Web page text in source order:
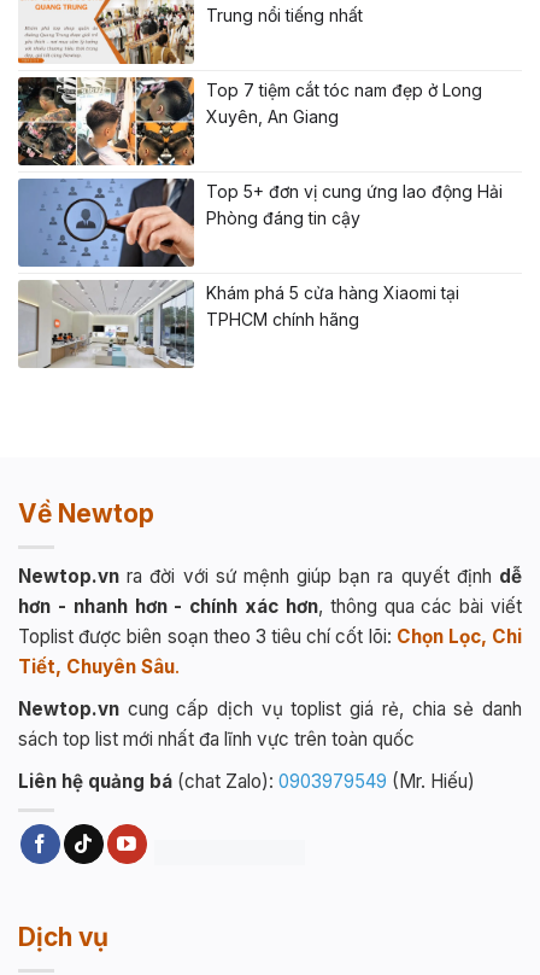
Trung nổi tiếng nhất
Top 7 tiệm cắt tóc nam đẹp ở Long
Xuyên, An Giang
Top 5+ đơn vị cung ứng lao động Hải
Phòng đáng tin cậy
Khám phá 5 cửa hàng Xiaomi tại
TPHCM chính hãng
Về Newtop
Newtop.vn ra đời với sứ mệnh giúp bạn ra quyết định dễ
hơn - nhanh hơn - chính xác hơn, thông qua các bài viết
Toplist được biên soạn theo 3 tiêu chí cốt lõi: Chọn Lọc, Chi
Tiết, Chuyên Sâu.
Newtop.vn cung cấp dịch vụ toplist giá rẻ, chia sẻ danh
sách top list mới nhất đa lĩnh vực trên toàn quốc
Liên hệ quảng bá (chat Zalo): 0903979549 (Mr. Hiếu)
Dịch vụ